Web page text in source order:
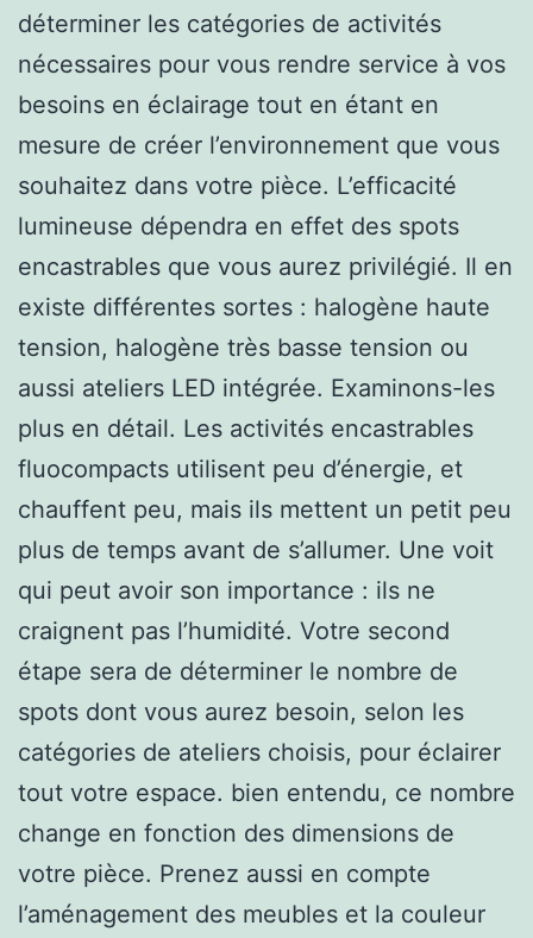
déterminer les catégories de activités
nécessaires pour vous rendre service à vos
besoins en éclairage tout en étant en
mesure de créer l’environnement que vous
souhaitez dans votre pièce. L’efficacité
lumineuse dépendra en effet des spots
encastrables que vous aurez privilégié. Il en
existe différentes sortes : halogène haute
tension, halogène très basse tension ou
aussi ateliers LED intégrée. Examinons-les
plus en détail. Les activités encastrables
fluocompacts utilisent peu d’énergie, et
chauffent peu, mais ils mettent un petit peu
plus de temps avant de s’allumer. Une voit
qui peut avoir son importance : ils ne
craignent pas l’humidité. Votre second
étape sera de déterminer le nombre de
spots dont vous aurez besoin, selon les
catégories de ateliers choisis, pour éclairer
tout votre espace. bien entendu, ce nombre
change en fonction des dimensions de
votre pièce. Prenez aussi en compte
l’aménagement des meubles et la couleur